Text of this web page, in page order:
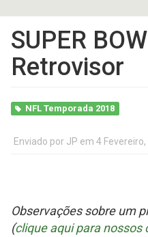
SUPER
Retrovisor
NFL Temporada 2018
Enviado por JP em 4 Fevereiro,
Observações sobre um
(clique aqui para nossos